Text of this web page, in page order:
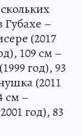
Губахе –
(2017
109 см –
год), 93
(2011
см –
год), 83